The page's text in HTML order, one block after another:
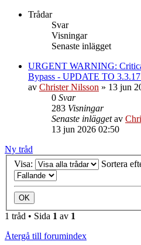
Trådar
Svar
Visningar
Senaste inlägget
URGENT WARNING:
Bypass - UPDATE TO
av Christer Nilsson » 13 jun
0 Svar
283 Visningar
Senaste inläggetav
13 jun 2026 02:50
Ny tråd
Visa:
Sortera
1 tråd • Sida 1 av 1
Återgå till forumindex